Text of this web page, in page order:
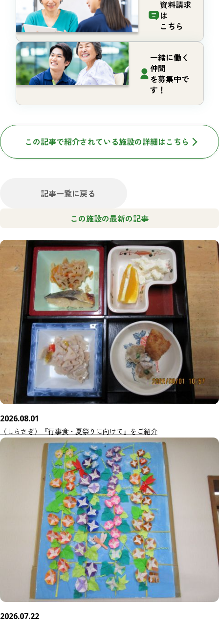
資料請求
は
こちら
一緒に働く
仲間
を募集中で
す！
この記事で紹介されている施設の詳細はこちら
記事一覧に戻る
この施設の最新の記事
2026.08.01
（しらさぎ）『行事食・夏祭りに向けて』をご紹介
2026.07.22